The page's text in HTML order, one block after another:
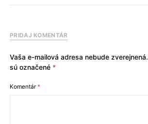
PRIDAJ KOMENTÁR
Vaša e-mailová adresa nebude zverejnená.
sú označené *
Komentár*